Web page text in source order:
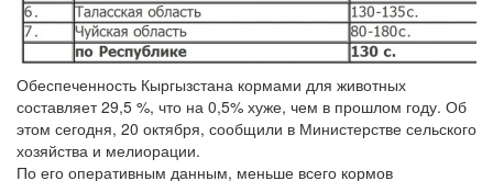
Обеспеченность Кыргызстана кормами для животных
составляет 29,5 %, что на 0,5% хуже, чем в прошлом году. Об
этом сегодня, 20 октября, сообщили в Министерстве сельского
хозяйства и мелиорации.
По его оперативным данным, меньше всего кормов